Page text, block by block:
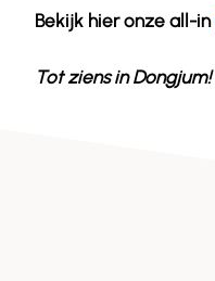
Bekijk hier onze all-in
Tot ziens inDongjum!